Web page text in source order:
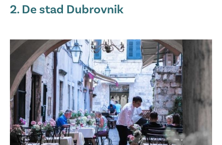
2. De stad Dubrovnik